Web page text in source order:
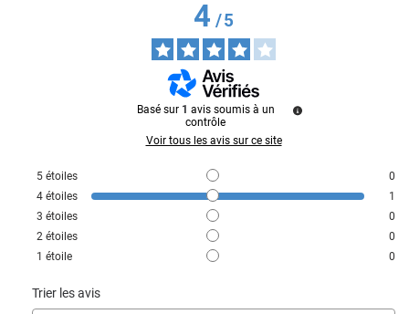
4/5
Basé sur 1 avis soumis à un
contrôle
Voir tous les avis sur ce site
5 étoiles
0
4 étoiles
1
3 étoiles
0
2 étoiles
0
1 étoile 0
Trier les avis